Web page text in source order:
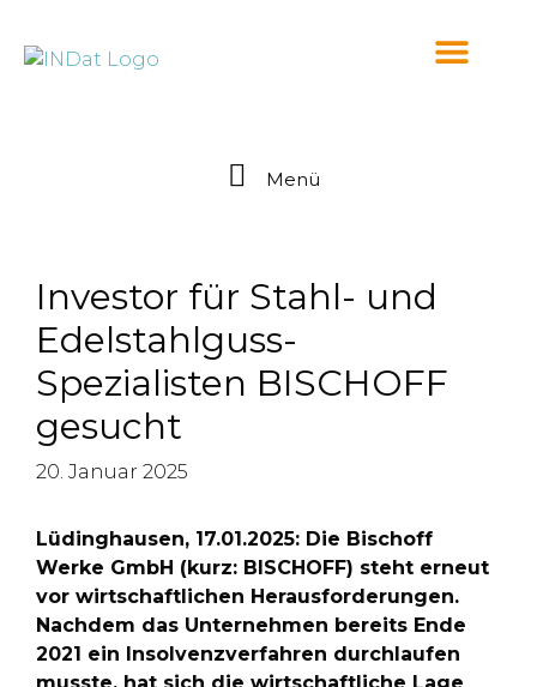
Menü
Investor für Stahl- und
Edelstahlguss-
Spezialisten BISCHOFF
gesucht
20. Januar 2025
Lüdinghausen, 17.01.2025: Die Bischoff
Werke GmbH (kurz: BISCHOFF) steht erneut
vor wirtschaftlichen Herausforderungen.
Nachdem das Unternehmen bereits Ende
2021 ein Insolvenzverfahren durchlaufen